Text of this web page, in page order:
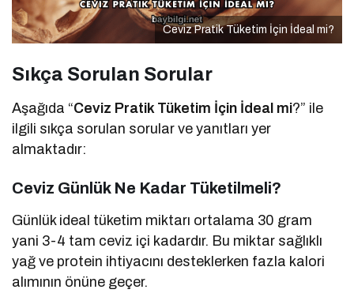
Ceviz Pratik Tüketim İçin İdeal mi?
Sıkça Sorulan Sorular
Aşağıda “Ceviz Pratik Tüketim İçin İdeal mi?” ile
ilgili sıkça sorulan sorular ve yanıtları yer
almaktadır:
Ceviz Günlük Ne Kadar Tüketilmeli?
Günlük ideal tüketim miktarı ortalama 30 gram
yani 3-4 tam ceviz içi kadardır. Bu miktar sağlıklı
yağ ve protein ihtiyacını desteklerken fazla kalori
alımının önüne geçer.